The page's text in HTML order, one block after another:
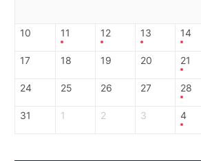
10 11 12 13 14
17 18 19 20 21
24 25 26 27 28
31 1 2 3 4